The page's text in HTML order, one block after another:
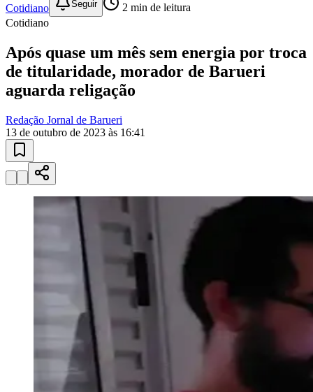
10 anos de JB novo portal
confira as novidades
10 anos de JB
Esportes ao Vivo placares e tabelas
atualizadas
Paulistão, Brasileirão, Champions League e mais. Placar em tempo
real, classificação e notícias esportivas.
Acompanhar jogos
Newsletter Bom Dia Barueri
Entretenimento Completo
Resultados das Loterias
Esportes ao Vivo
Trânsito em Tempo Real
Clima e Previsão do Tempo
Vagas de Emprego
Anuncie Aqui
Seguir
min de leitura
Cotidiano
Após quase um mês sem energia por troca
de titularidade, morador de Barueri